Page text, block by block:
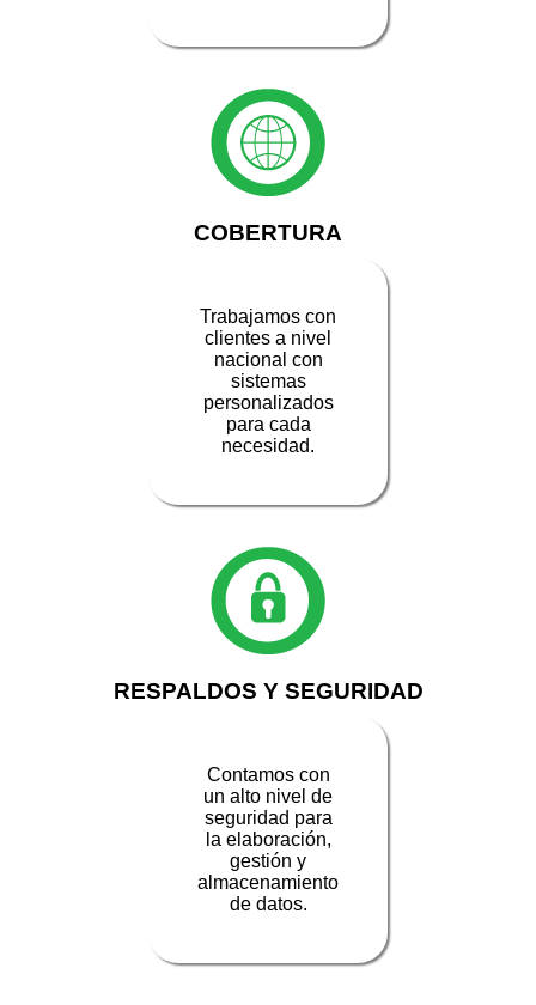
COBERTURA
Trabajamos con
clientes a nivel
nacional con
sistemas
personalizados
para cada
necesidad.
RESPALDOS Y SEGURIDAD
Contamos con
un alto nivel de
seguridad para
la elaboración,
gestión y
almacenamiento
de datos.